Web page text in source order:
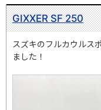
GIXXER SF 250
スズキのフルカウルス
ました！